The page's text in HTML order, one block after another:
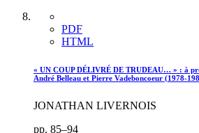
PDF
HTML
« UN COUP DÉLIVRÉ DE TRUDEAU… » : à
André Belleau et Pierre Vadeboncoeur (1978-
JONATHAN LIVERNOIS
pp. 85–94